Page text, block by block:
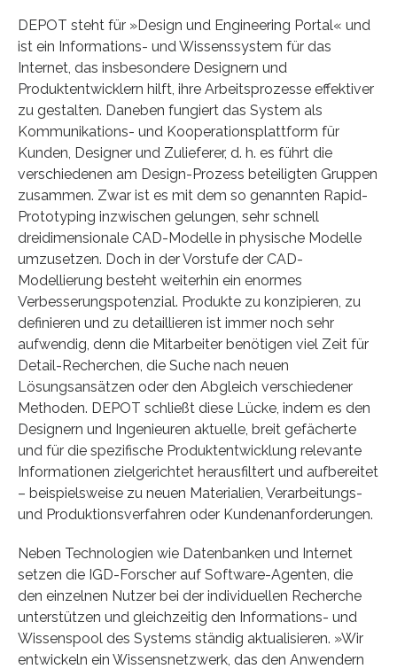
DEPOT steht für »Design und Engineering Portal« und
ist ein Informations- und Wissenssystem für das
Internet, das insbesondere Designern und
Produktentwicklern hilft, ihre Arbeitsprozesse effektiver
zu gestalten. Daneben fungiert das System als
Kommunikations- und Kooperationsplattform für
Kunden, Designer und Zulieferer, d. h. es führt die
verschiedenen am Design-Prozess beteiligten Gruppen
zusammen. Zwar ist es mit dem so genannten Rapid-
Prototyping inzwischen gelungen, sehr schnell
dreidimensionale CAD-Modelle in physische Modelle
umzusetzen. Doch in der Vorstufe der CAD-
Modellierung besteht weiterhin ein enormes
Verbesserungspotenzial. Produkte zu konzipieren, zu
definieren und zu detaillieren ist immer noch sehr
aufwendig, denn die Mitarbeiter benötigen viel Zeit für
Detail-Recherchen, die Suche nach neuen
Lösungsansätzen oder den Abgleich verschiedener
Methoden. DEPOT schließt diese Lücke, indem es den
Designern und Ingenieuren aktuelle, breit gefächerte
und für die spezifische Produktentwicklung relevante
Informationen zielgerichtet herausfiltert und aufbereitet
– beispielsweise zu neuen Materialien, Verarbeitungs-
und Produktionsverfahren oder Kundenanforderungen.
Neben Technologien wie Datenbanken und Internet
setzen die IGD-Forscher auf Software-Agenten, die
den einzelnen Nutzer bei der individuellen Recherche
unterstützen und gleichzeitig den Informations- und
Wissenspool des Systems ständig aktualisieren. »Wir
entwickeln ein Wissensnetzwerk, das den Anwendern